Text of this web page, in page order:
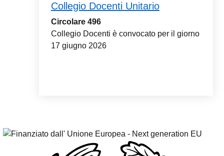
Collegio Docenti Unitario
Circolare 496
Collegio Docenti è convocato per il giorno
17 giugno 2026